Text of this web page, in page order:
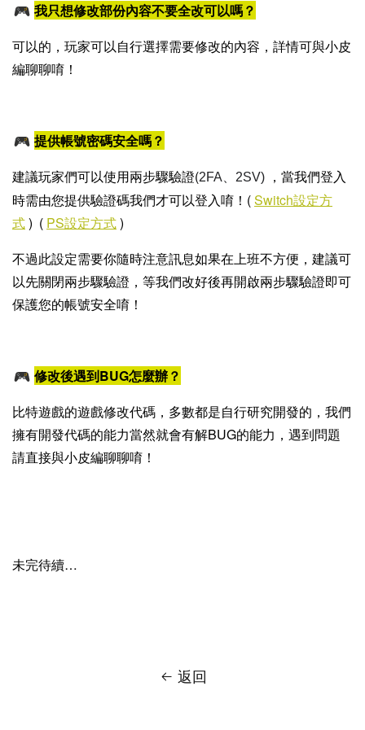
我只想修改部份內容不要全改可以嗎？
可以的，玩家可以自行選擇需要修改的內容，詳情可與小皮
編聊聊唷！
提供帳號密碼安全嗎？
建議玩家們可以使用兩步驟驗證(2FA、2SV)
，當我們登入
時需由您提供驗證碼我們才可以登入唷！(Switch設定方
式) ( PS設定方式)
不過此設定需要你隨時注意訊息如果在上班不方便，建議可
以先關閉兩步驟驗證，等我們改好後再開啟兩步驟驗證即可
保護您的帳號安全唷！
修改後遇到BUG怎麼辦？
比特遊戲的遊戲修改代碼，多數都是自行研究開發的，我們
擁有開發代碼的能力當然就會有解BUG的能力，遇到問題
請直接與小皮編聊聊唷！
未完待續…
返回